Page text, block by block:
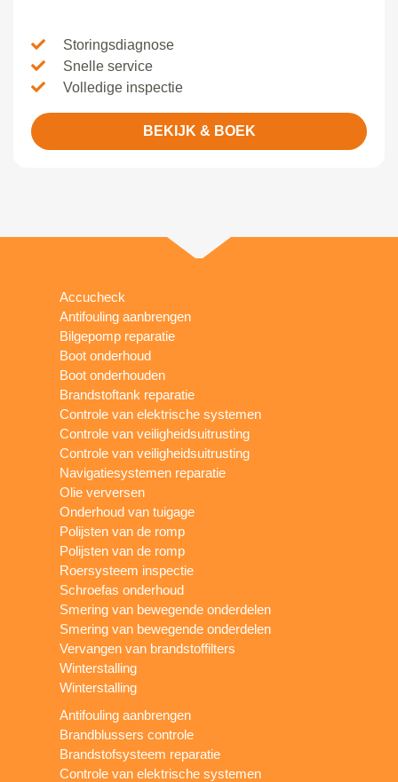
Storingsdiagnose
Snelle service
Volledige inspectie
BEKIJK & BOEK
Accucheck
Antifouling aanbrengen
Bilgepomp reparatie
Boot onderhoud
Boot onderhouden
Brandstoftank reparatie
Controle van elektrische systemen
Controle van veiligheidsuitrusting
Controle van veiligheidsuitrusting
Navigatiesystemen reparatie
Olie verversen
Onderhoud van tuigage
Polijsten van de romp
Polijsten van de romp
Roersysteem inspectie
Schroefas onderhoud
Smering van bewegende onderdelen
Smering van bewegende onderdelen
Vervangen van brandstoffilters
Winterstalling
Winterstalling
Antifouling aanbrengen
Brandblussers controle
Brandstofsysteem reparatie
Controle van elektrische systemen